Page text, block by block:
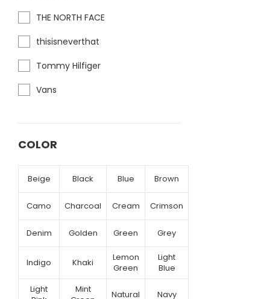
THE NORTH FACE
thisisneverthat
Tommy Hilfiger
Vans
COLOR
Beige Black Blue Brown
Camo Charcoal Cream Crimson
Denim Golden Green Grey
Indigo Khaki
Lemon
Green
Light
Blue
Light
Mint
Natural Navy